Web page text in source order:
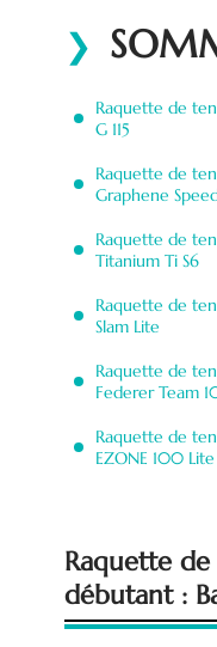
Raquette de
G 115
Raquette de
Graphene
Raquette de
Titanium Ti S6
Raquette de
Slam Lite
Raquette de
Federer Team
Raquette de
EZONE 100 Lite
Raquette
débutant :